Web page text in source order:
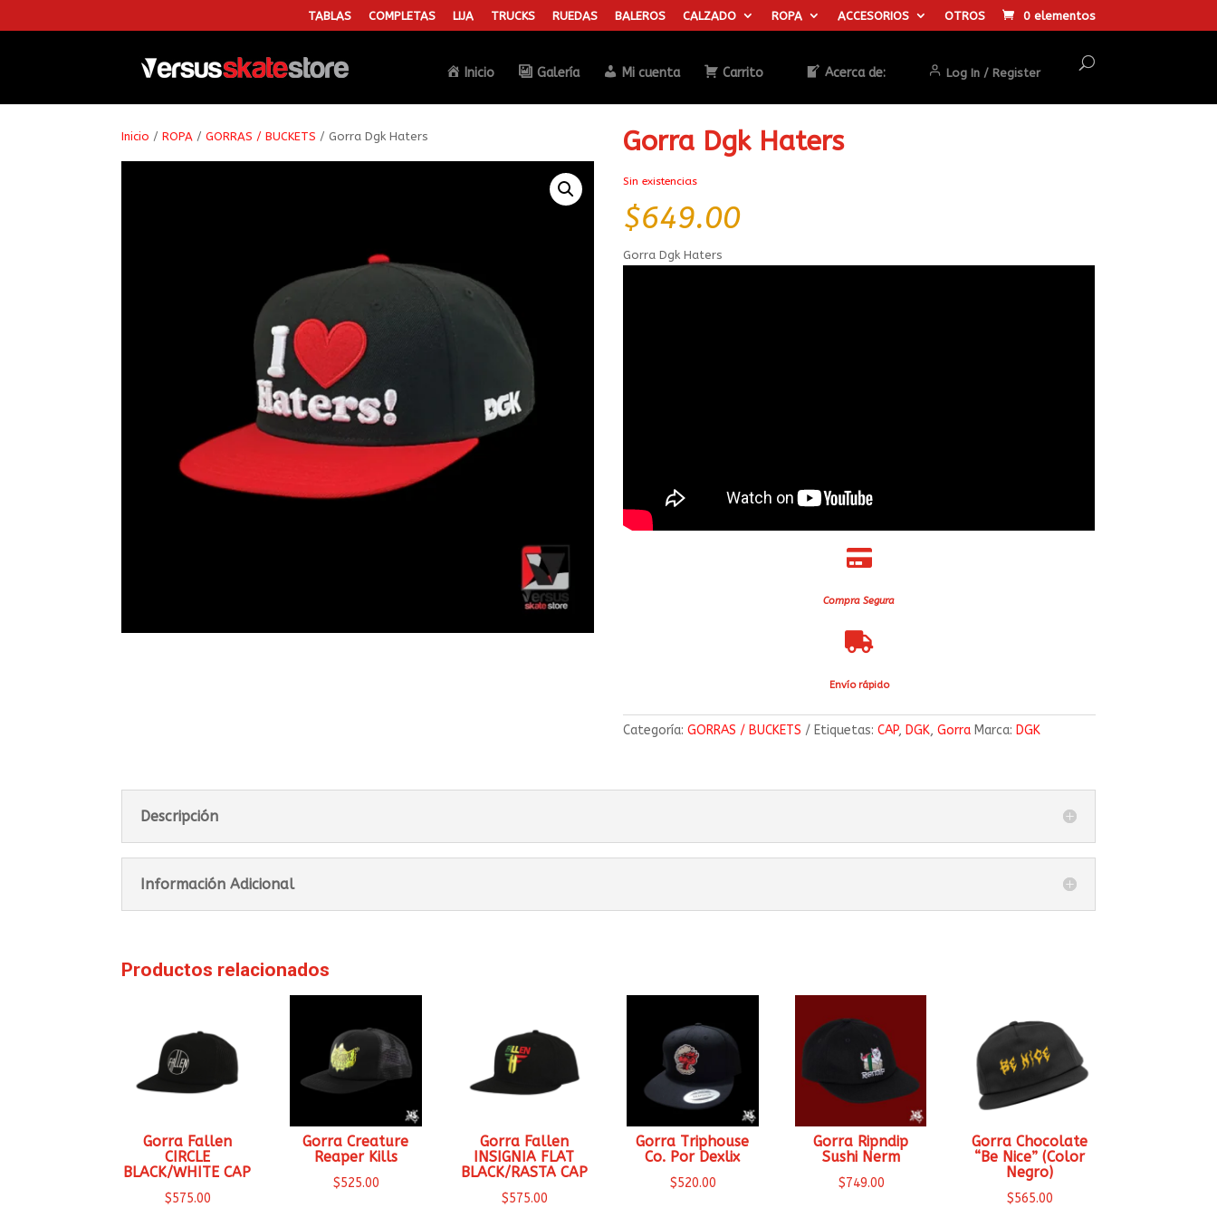
TABLAS COMPLETAS LIJA TRUCKS RUEDAS BALEROS CALZADO ROPA ACCESORIOS OTROS 0 elementos
Inicio Galería Mi cuenta Carrito Acerca de: Log In / Register
Búsqueda
Inicio /ROPA /GORRAS / BUCKETS / Gorra Dgk Haters Gorra Dgk Haters
Sin existencias
$649.00
Gorra Dgk Haters

Compra Segura

Envío rápido
Categoría:GORRAS / BUCKETS Etiquetas:CAP, DGK,Gorra Marca: DGK
Descripción
Información Adicional
Productos relacionados
Gorra Fallen
CIRCLE
BLACK/WHITE CAP
$575.00
Gorra Creature
Reaper Kills
$525.00
Gorra Fallen
INSIGNIA FLAT
BLACK/RASTA CAP
$575.00
Gorra Triphouse
Co. Por Dexlix
$520.00
Gorra Ripndip
Sushi Nerm
$749.00
Gorra Chocolate
“Be Nice” (Color
Negro)
$565.00